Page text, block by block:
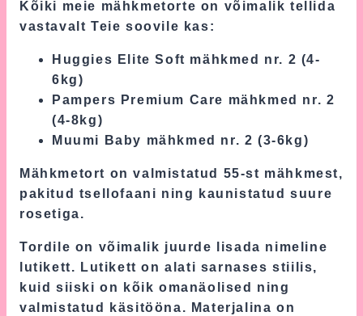
Kõiki meie mähkmetorte on võimalik tellida
vastavalt Teie soovile kas:
Huggies Elite Soft mähkmed nr. 2 (4-
6kg)
Pampers Premium Care mähkmed nr. 2
(4-8kg)
Muumi Baby mähkmed nr. 2 (3-6kg)
Mähkmetort on valmistatud 55-st mähkmest,
pakitud tsellofaani ning kaunistatud suure
rosetiga.
Tordile on võimalik juurde lisada nimeline
lutikett. Lutikett on alati sarnases stiilis,
kuid siiski on kõik omanäolised ning
valmistatud käsitööna. Materjalina on